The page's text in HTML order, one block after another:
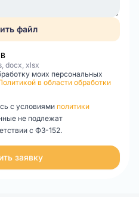
файл
docx, xlsx
моих персональных
в области обработки
с условиями политики
не подлежат
с ФЗ-152.
заявку